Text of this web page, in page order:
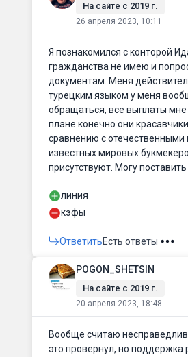
На сайте c 2019 г.
26 апреля 2023, 10:11
Я познакомился с конторой
гражданства не имею и
документам. Меня
турецким языком у меня
обращаться, все выплаты мне
плане конечно они
сравнению с отечественными
известных мировых
присутствуют. Могу
линия
кэфы
ОтветитьЕсть ответы
POGON_SHETSIN
На сайте c 2019 г.
20 апреля 2023, 18:48
Вообще считаю
это провернул, но поддержка